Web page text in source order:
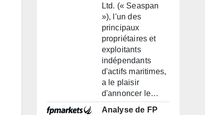
Ltd. (« Seaspan
»), l'un des
principaux
propriétaires et
exploitants
indépendants
d'actifs maritimes,
a le plaisir
d'annoncer le…
Analyse de FP